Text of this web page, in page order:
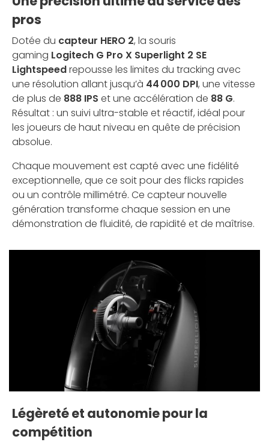
pros
Dotée du capteur HERO 2, la souris
gaming Logitech G Pro X Superlight 2 SE
Lightspeedrepousse les limites du tracking avec
une résolution allant jusqu’à 44 000 DPI, une vitesse
de plus de 888 IPS et une accélération de 88 G.
Résultat : un suivi ultra-stable et réactif, idéal pour
les joueurs de haut niveau en quête de précision
absolue.
Chaque mouvement est capté avec une fidélité
exceptionnelle, que ce soit pour des flicks rapides
ou un contrôle millimétré. Ce capteur nouvelle
génération transforme chaque session en une
démonstration de fluidité, de rapidité et de maîtrise.
Légèreté et autonomie pour la
compétition